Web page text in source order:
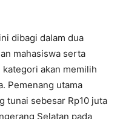
dibagi dalam dua
mahasiswa serta
akan memilih
Pemenang utama
tunai sebesar Rp10 juta
Selatan pada